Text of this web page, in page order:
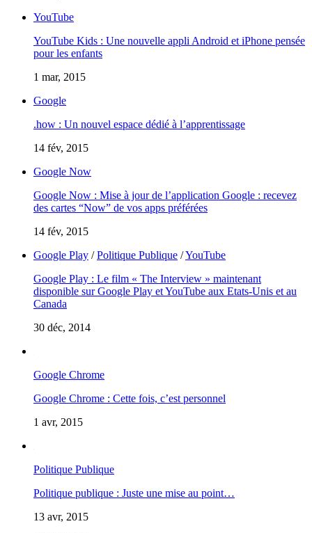
YouTube
YouTube Kids : Une nouvelle appli Android et iPhone pensée
pour les enfants
1 mar, 2015
Google
.how : Un nouvel espace dédié à l’apprentissage
14 fév, 2015
Google Now
Google Now : Mise à jour de l’application Google : recevez
des cartes “Now” de vos apps préférées
14 fév, 2015
Google Play /Politique Publique /YouTube
Google Play : Le film « The Interview » maintenant
disponible sur Google Play et YouTube aux Etats-Unis et au
Canada
30 déc, 2014
Google Chrome
Google Chrome : Cette fois, c’est personnel
1 avr, 2015
Politique Publique
Politique publique : Juste une mise au point…
13 avr, 2015